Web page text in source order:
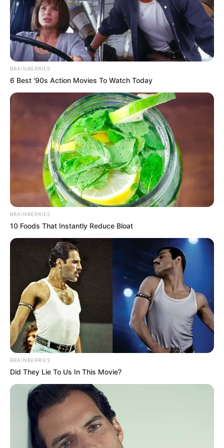
ΤΑ ΠΙΟ ΔΗΜΟΦΙΛΗ
BRAINBERRIES
6 Best '90s Action Movies To Watch Today
BRAINBERRIES
10 Foods That Instantly Reduce Bloat
BRAINBERRIES
Did They Lie To Us In This Movie?